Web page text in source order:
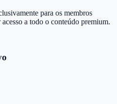
para os membros
a todo o conteúdo premium.